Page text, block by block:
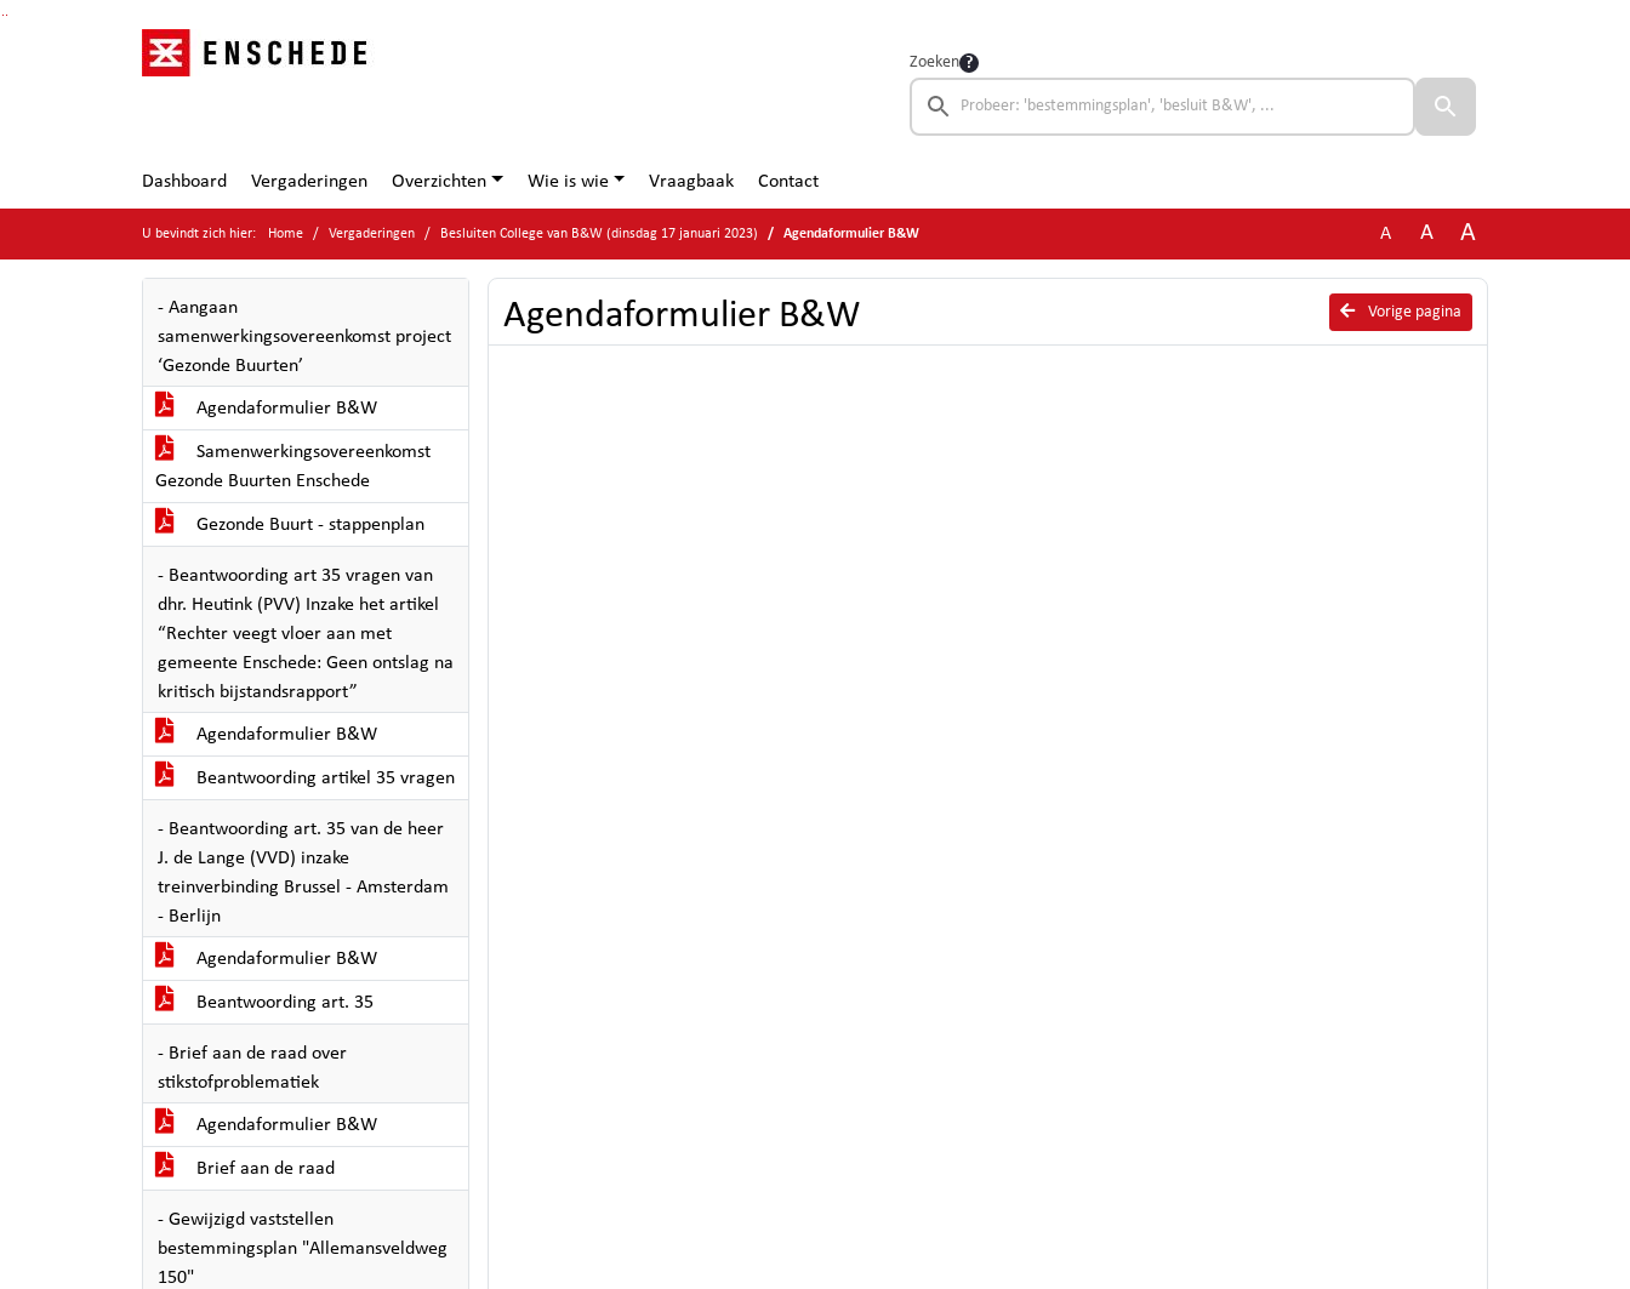
Ga naar de inhoud van deze pagina
Ga naar het zoeken
Ga naar het menu
Zoeken
Dashboard Vergaderingen Overzichten Wie is wie Vraagbaak Contact
U bevindt zich hier: Home Vergaderingen Besluiten College van B&W (dinsdag 17 januari 2023) Agendaformulier B&W A A A
- Aangaan
samenwerkingsovereenkomst project
‘Gezonde Buurten’
Agendaformulier B&W
Samenwerkingsovereenkomst
Gezonde Buurten Enschede
Gezonde Buurt - stappenplan
- Beantwoording art 35 vragen van
dhr. Heutink (PVV) Inzake het artikel
“Rechter veegt vloer aan met
gemeente Enschede: Geen ontslag na
kritisch bijstandsrapport”
Agendaformulier B&W
Beantwoording artikel 35 vragen
- Beantwoording art. 35 van de heer
J. de Lange (VVD) inzake
treinverbinding Brussel - Amsterdam
- Berlijn
Agendaformulier B&W
Beantwoording art. 35
- Brief aan de raad over
stikstofproblematiek
Agendaformulier B&W
Brief aan de raad
- Gewijzigd vaststellen
bestemmingsplan "Allemansveldweg
150"
Vorige pagina
Agendaformulier B&W